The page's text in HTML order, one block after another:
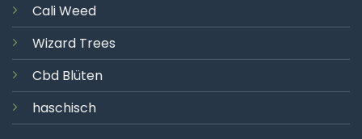
CaliWeed
Wizard Trees
Cbd Blüten
haschisch